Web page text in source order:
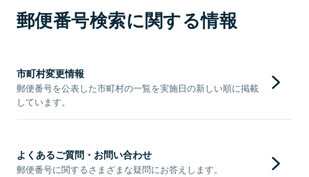
郵便番号検索に関する情報
市町村変更情報
郵便番号を公表した市町村の一覧を実施日の新しい順に掲載
しています。
よくあるご質問・お問い合わせ
郵便番号に関するさまざまな疑問にお答えします。